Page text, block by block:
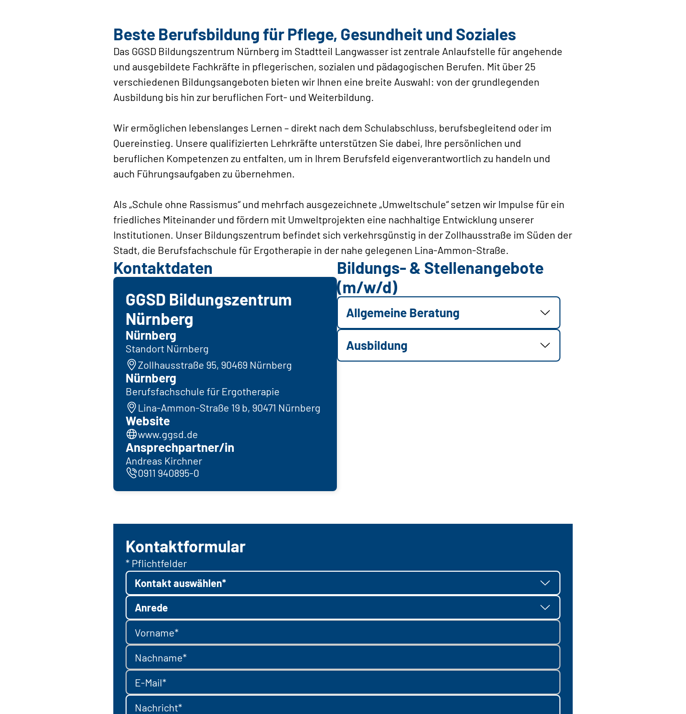
Beste Berufsbildung für Pflege, Gesundheit und Soziales
Das GGSD Bildungszentrum Nürnberg im Stadtteil Langwasser ist zentrale Anlaufstelle für angehende
und ausgebildete Fachkräfte in pflegerischen, sozialen und pädagogischen Berufen. Mit über 25
verschiedenen Bildungsangeboten bieten wir Ihnen eine breite Auswahl: von der grundlegenden
Ausbildung bis hin zur beruflichen Fort- und Weiterbildung.
Wir ermöglichen lebenslanges Lernen – direkt nach dem Schulabschluss, berufsbegleitend oder im
Quereinstieg. Unsere qualifizierten Lehrkräfte unterstützen Sie dabei, Ihre persönlichen und
beruflichen Kompetenzen zu entfalten, um in Ihrem Berufsfeld eigenverantwortlich zu handeln und
auch Führungsaufgaben zu übernehmen.
Als „Schule ohne Rassismus“ und mehrfach ausgezeichnete „Umweltschule“ setzen wir Impulse für ein
friedliches Miteinander und fördern mit Umweltprojekten eine nachhaltige Entwicklung unserer
Institutionen. Unser Bildungszentrum befindet sich verkehrsgünstig in der Zollhausstraße im Süden der
Stadt, die Berufsfachschule für Ergotherapie in der nahe gelegenen Lina-Ammon-Straße.
Kontaktdaten
GGSD Bildungszentrum
Nürnberg
Nürnberg
Standort Nürnberg
Zollhausstraße 95, 90469 Nürnberg
Nürnberg
Berufsfachschule für Ergotherapie
Lina-Ammon-Straße 19 b, 90471 Nürnberg
Website
www.ggsd.de
Ansprechpartner/in
Andreas Kirchner
0911 940895-0
Bildungs- & Stellenangebote
(m/w/d)
Allgemeine Beratung
Ausbildung
Kontaktformular
* Pflichtfelder
Kontakt auswählen*
Anrede
Vorname*
Nachname*
E-Mail*
Nachricht*